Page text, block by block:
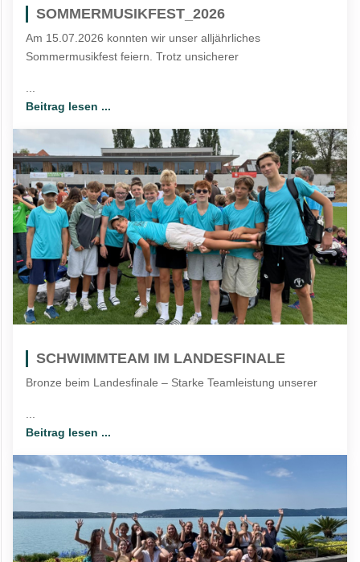
SOMMERMUSIKFEST_2026
Am 15.07.2026 konnten wir unser alljährliches
Sommermusikfest feiern. Trotz unsicherer
...
Beitrag lesen ...
SCHWIMMTEAM IM LANDESFINALE
Bronze beim Landesfinale – Starke Teamleistung unserer
Beitrag lesen ...